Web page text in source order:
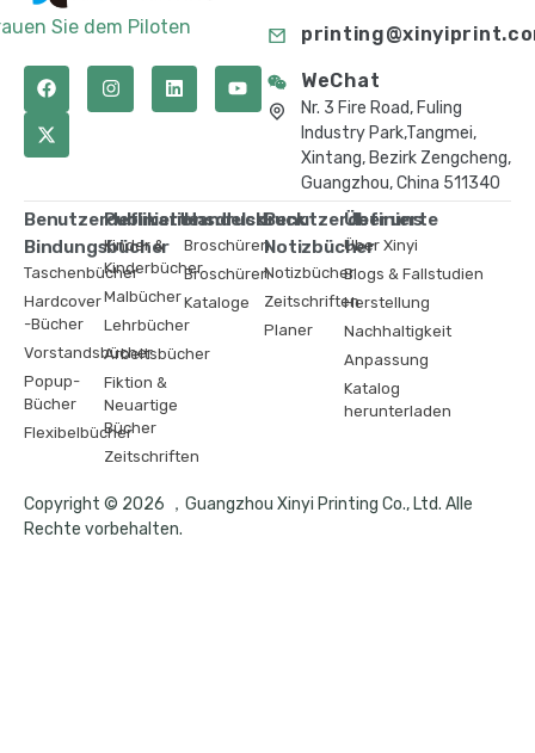
Sie dem Piloten
WeChat
Nr. 3 Fire Road, Fuling
Industry Park,Tangmei,
Xintang, Bezirk Zengcheng,
Guangzhou, China 511340
Benutzerdefinierte
Bindungsbücher
Taschenbücher
Hardcover
-Bücher
Vorstandsbücher
Popup-
Bücher
Flexibelbücher
Publikationsdruck
Kinder &
Kinderbücher
Malbücher
Lehrbücher
Arbeitsbücher
Fiktion &
Neuartige
Bücher
Zeitschriften
Handelsdruck
Broschüren
Broschüren
Kataloge
Benutzerdefinierte
Notizbücher
Notizbücher
Zeitschriften
Planer
Über uns
Über Xinyi
Blogs & Fallstudien
Herstellung
Nachhaltigkeit
Anpassung
Katalog
herunterladen
Copyright © 2026 ，Guangzhou Xinyi Printing Co., Ltd. Alle
Rechte vorbehalten.